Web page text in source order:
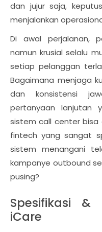
dan jujur saja,
menjalankan
Di awal perjalanan,
namun krusial selalu
setiap pelanggan
Bagaimana menjaga
dan konsistensi
pertanyaan lanjutan
sistem call center bisa
fintech yang sangat
sistem menangani
kampanye outbound
pusing?
Spesifikasi
iCare